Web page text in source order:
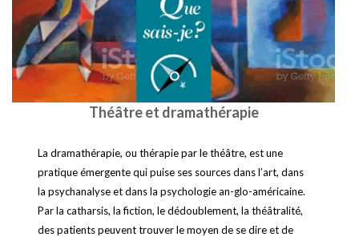
Théâtre et dramathérapie
La dramathérapie, ou thérapie par le théâtre, est une
pratique émergente qui puise ses sources dans l’art, dans
la psychanalyse et dans la psychologie an-glo-américaine.
Par la catharsis, la fiction, le dédoublement, la théâtralité,
des patients peuvent trouver le moyen de se dire et de